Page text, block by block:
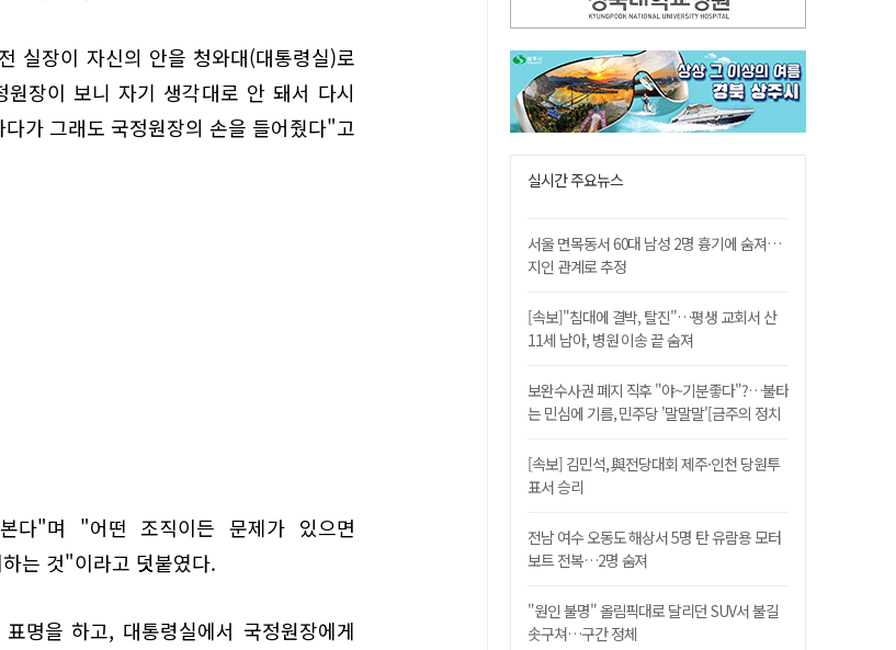
실장이 자신의 안을 청와대(대통령실)로
장이 보니 자기 생각대로 안 돼서 다시
가 그래도 국정원장의 손을 들어줬다"고
다"며 "어떤 조직이든 문제가 있으면
는 것"이라고 덧붙였다.
명을 하고, 대통령실에서 국정원장에게
실시간 주요뉴스
서울 면목동서 60대 남성 2명 흉기에 숨져…
지인 관계로 추정
[속보]"침대에 결박, 탈진"…평생 교회서 산
11세 남아, 병원 이송 끝 숨져
보완수사권 폐지 직후 "야~기분좋다"?…불타
는 민심에 기름, 민주당 '말말말'[금주의 정치
[속보] 김민석, 與전당대회 제주·인천 당원투
표서 승리
전남 여수 오동도 해상서 5명 탄 유람용 모터
보트 전복…2명 숨져
"원인 불명" 올림픽대로 달리던 SUV서 불길
솟구쳐…구간 정체